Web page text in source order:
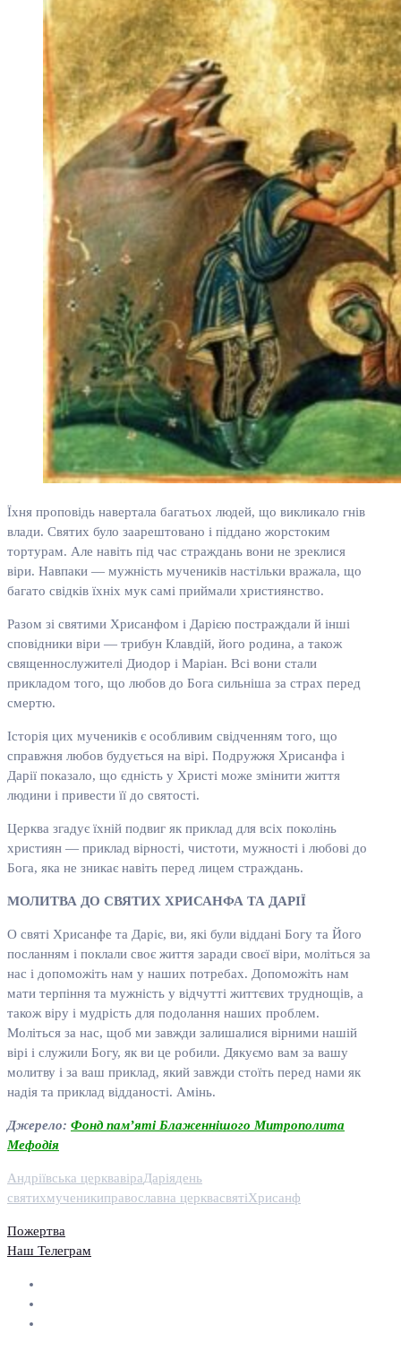
Їхня проповідь навертала багатьох людей, що викликало гнів
влади. Святих було заарештовано і піддано жорстоким
тортурам. Але навіть під час страждань вони не зреклися
віри. Навпаки — мужність мучеників настільки вражала, що
багато свідків їхніх мук самі приймали християнство.
Разом зі святими Хрисанфом і Дарією постраждали й інші
сповідники віри — трибун Клавдій, його родина, а також
священнослужителі Диодор і Маріан. Всі вони стали
прикладом того, що любов до Бога сильніша за страх перед
смертю.
Історія цих мучеників є особливим свідченням того, що
справжня любов будується на вірі. Подружжя Хрисанфа і
Дарії показало, що єдність у Христі може змінити життя
людини і привести її до святості.
Церква згадує їхній подвиг як приклад для всіх поколінь
християн — приклад вірності, чистоти, мужності і любові до
Бога, яка не зникає навіть перед лицем страждань.
МОЛИТВА ДО СВЯТИХ ХРИСАНФА ТА ДАРІЇ
О святі Хрисанфе та Даріє, ви, які були віддані Богу та Його
посланням і поклали своє життя заради своєї віри, моліться за
нас і допоможіть нам у наших потребах. Допоможіть нам
мати терпіння та мужність у відчутті життєвих труднощів, а
також віру і мудрість для подолання наших проблем.
Моліться за нас, щоб ми завжди залишалися вірними нашій
вірі і служили Богу, як ви це робили. Дякуємо вам за вашу
молитву і за ваш приклад, який завжди стоїть перед нами як
надія та приклад відданості. Амінь.
Джерело: Фонд пам’яті Блаженнішого Митрополита
Мефодія
Андріївська церквавіраДаріядень
святихмученикиправославна церквасвятіХрисанф
Пожертва
Наш Телеграм